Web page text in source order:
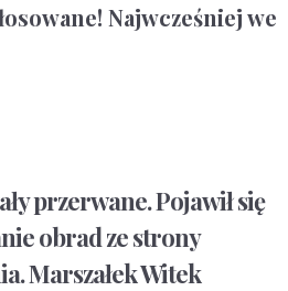
Najwcześniej we
przerwane. Pojawił się
obrad ze strony
Marszałek Witek